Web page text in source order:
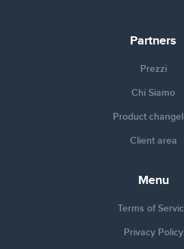
Partners
Prezzi
Chi Siamo
Product
Client area
Menu
Terms of
Privacy Policy